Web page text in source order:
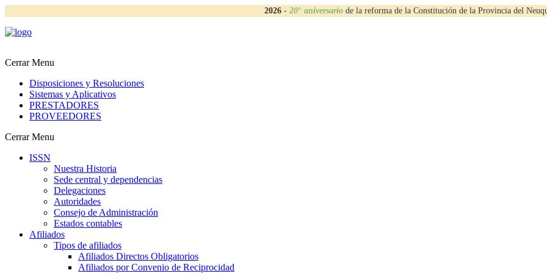
2026- 20° aniversariode la reforma de la Constitución de la Provincia del
Cerrar Menu
Disposiciones y Resoluciones
Sistemas y Aplicativos
PRESTADORES
PROVEEDORES
Cerrar Menu
ISSN
Nuestra Historia
Sede central y dependencias
Delegaciones
Autoridades
Consejo de Administración
Estados contables
Afiliados
Tipos de afiliados
Afiliados Directos Obligatorios
Afiliados por Convenio de Reciprocidad